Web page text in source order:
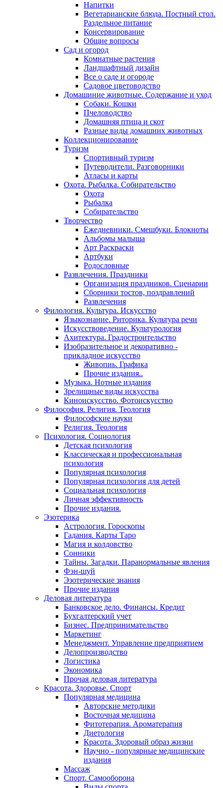
Напитки
Вегетарианские блюда. Постный стол.
Раздельное питание
Консервирование
Общие вопросы
Сад и огород
Комнатные растения
Ландшафтный дизайн
Все о саде и огороде
Садовое цветоводство
Домашиние животные. Содержание и уход
Собаки. Кошки
Пчеловодство
Домашняя птица и скот
Разные виды домашних животных
Коллекционирование
Туризм
Спортивный туризм
Путеводители. Разговорники
Атласы и карты
Охота. Рыбалка. Собирательство
Охота
Рыбалка
Собирательство
Творчество
Ежедневники. Смешбуки. Блокноты
Альбомы малыша
Арт Раскраски
Артбуки
Родословные
Развлечения. Праздники
Организация праздников. Сценарии
Сборники тостов, поздравлений
Развлечения
Филология. Культура. Искусство
Языкознание. Риторика. Культура речи
Искусствоведение. Культурология
Ахитектура. Градостроительство
Изобразительное и декоративно -
прикладное искусство
Живопиь. Графика
Прочие издания..
Музыка. Нотные издания
Зрелищные виды искусства
Киноискусство. Фотоискусство
Философия. Религия. Теология
Философские науки
Религия. Теология
Психология. Социология
Детская психология
Классическая и профессиональная
психология
Популярная психология
Популярная психология для детей
Социальная психология
Личная эффективность
Прочие издания.
Эзотерика
Астрология. Гороскопы
Гадания. Карты Таро
Магия и колдовство
Сонники
Тайны. Загадки. Паранормальные явления
Фэн-шуй
Эзотерические знания
Прочие издания
Деловая литература
Банковское дело. Финансы. Кредит
Бухгалтерский учет
Бизнес. Предпринимательство
Маркетинг
Менеджмент. Управление предприятием
Делопроизводство
Логистика
Экономика
Прочая деловая литература
Красота. Здоровье. Спорт
Популярная медицина
Авторские методики
Восточная медицина
Фитотерапия. Ароматерапия
Диетология
Красота. Здоровый образ жизни
Научно - популярные медицинские
издания
Массаж
Спорт. Самооборона